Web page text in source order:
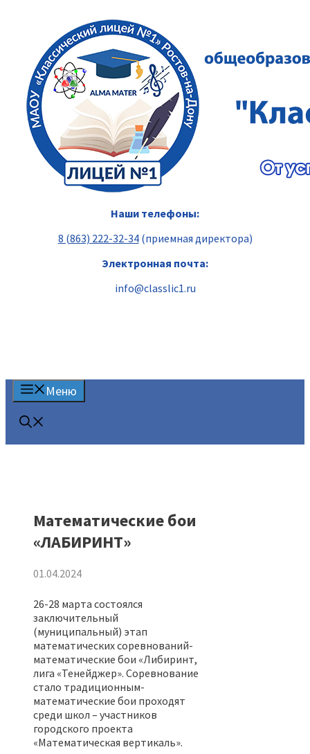
содержимому
Наши телефоны:
8 (863) 222-32-34(приемная директора)
Электронная почта:
info@classlic1.ru
Меню
Математические бои
«ЛАБИРИНТ»
01.04.2024
26-28 марта состоялся
заключительный
(муниципальный) этап
математических соревнований-
математические бои «Либиринт,
лига «Тенейджер». Соревнование
стало традиционным-
математические бои проходят
среди школ – участников
городского проекта
«Математическая вертикаль».